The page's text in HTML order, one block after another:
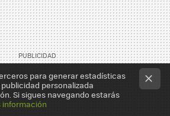
para generar estadísticas
personalizada
Si sigues navegando estarás
información